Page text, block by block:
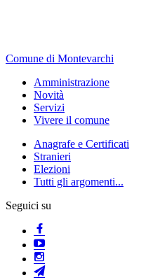
Comune di Montevarchi
Amministrazione
Novità
Servizi
Vivere il comune
Anagrafe e Certificati
Stranieri
Elezioni
Tutti gli argomenti...
Seguici su